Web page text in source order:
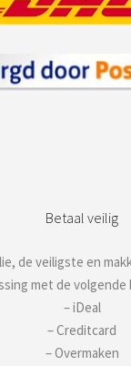
Betaal veilig
de veiligste en
met de
– iDeal
– Creditcard
– Overmaken